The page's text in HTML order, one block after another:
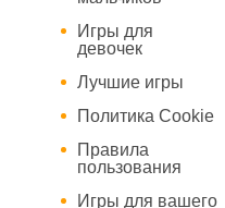
Игры для
девочек
Лучшие игры
Политика Cookie
Правила
пользования
Игры для вашего